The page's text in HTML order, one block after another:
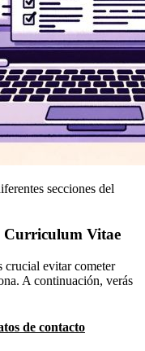
secciones del
Curriculum Vitae
crucial evitar cometer
A continuación, verás
de contacto